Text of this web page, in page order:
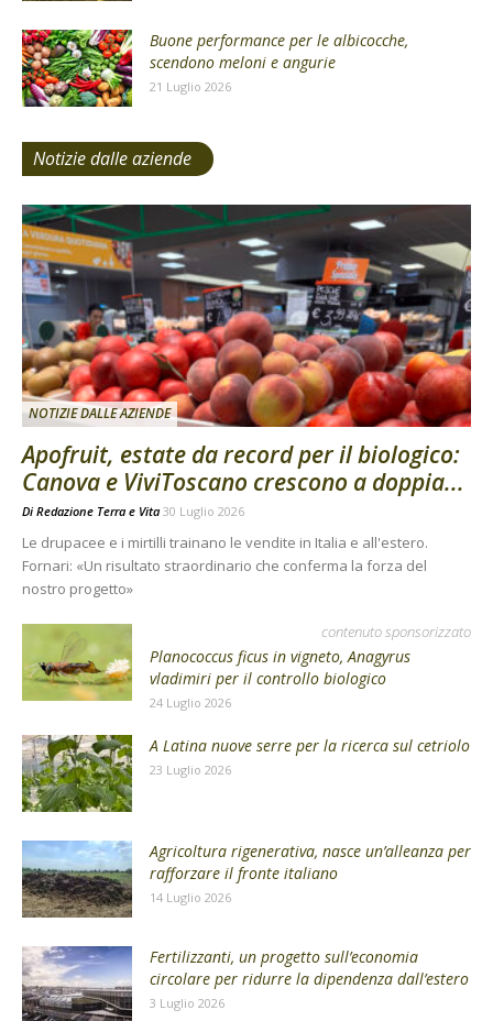
Buone performance per le albicocche,
scendono meloni e angurie
21 Luglio 2026
Notizie dalle aziende
NOTIZIE DALLE AZIENDE
Apofruit, estate da record per il biologico:
Canova e ViviToscano crescono a doppia...
Di Redazione Terra e Vita 30 Luglio 2026
Le drupacee e i mirtilli trainano le vendite in Italia e all'estero.
Fornari: «Un risultato straordinario che conferma la forza del
nostro progetto»
contenuto sponsorizzato
Planococcus ficus in vigneto, Anagyrus
vladimiri per il controllo biologico
24 Luglio 2026
A Latina nuove serre per la ricerca sul cetriolo
23 Luglio 2026
Agricoltura rigenerativa, nasce un’alleanza per
rafforzare il fronte italiano
14 Luglio 2026
Fertilizzanti, un progetto sull’economia
circolare per ridurre la dipendenza dall’estero
3 Luglio 2026